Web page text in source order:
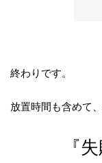
終わりです。
放置時間も含めて
『